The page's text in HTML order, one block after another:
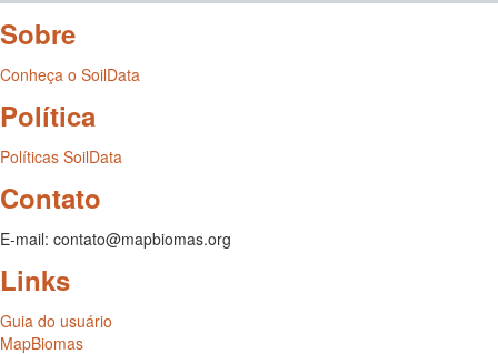
Sobre
Conheça o SoilData
Política
Políticas SoilData
Contato
E-mail: contato@mapbiomas.org
Links
Guia do usuário
MapBiomas